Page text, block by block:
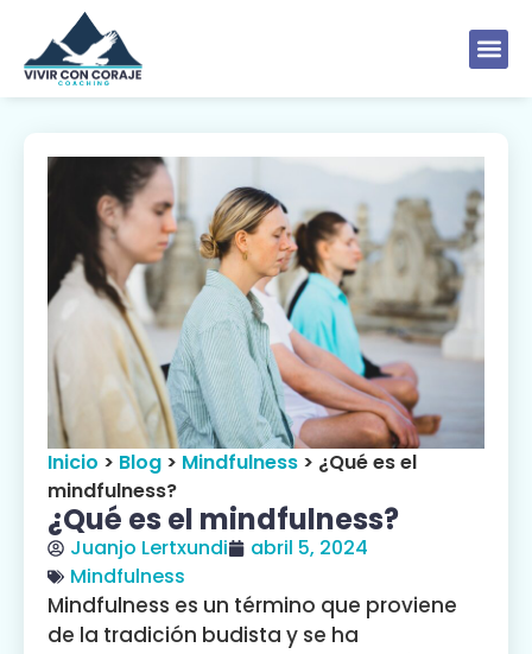
Inicio > Blog > Mindfulness > ¿Qué es el
mindfulness?
¿Qué es el mindfulness?
Juanjo Lertxundi
abril 5, 2024
Mindfulness
Mindfulness es un término que proviene
de la tradición budista y se ha